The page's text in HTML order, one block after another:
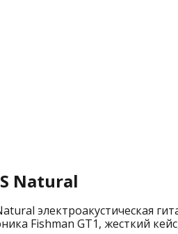
Natural
электроакустическая
Fishman GT1, жесткий